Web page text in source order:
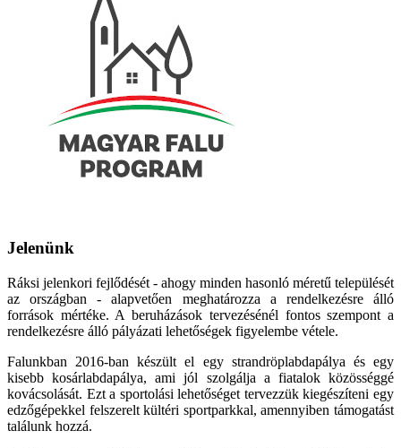
Jelenünk
Ráksi jelenkori fejlődését - ahogy minden hasonló méretű települését
az országban - alapvetően meghatározza a rendelkezésre álló
források mértéke. A beruházások tervezésénél fontos szempont a
rendelkezésre álló pályázati lehetőségek figyelembe vétele.
Falunkban 2016-ban készült el egy strandröplabdapálya és egy
kisebb kosárlabdapálya, ami jól szolgálja a fiatalok közösséggé
kovácsolását. Ezt a sportolási lehetőséget tervezzük kiegészíteni egy
edzőgépekkel felszerelt kültéri sportparkkal, amennyiben támogatást
találunk hozzá.